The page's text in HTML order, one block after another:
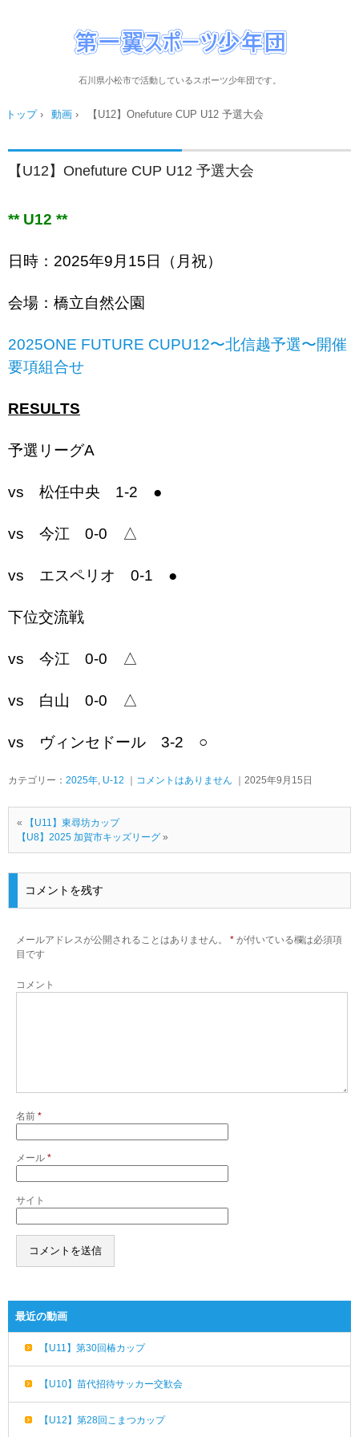
石川県小松市で活動しているスポーツ少年団です。
トップ› 動画 › 【U12】Onefuture CUP U12 予選大会
【U12】Onefuture CUP U12 予選大会
** U12 **
日時：2025年9月15日（月祝）
会場：橋立自然公園
2025ONE FUTURE CUPU12〜北信越予選〜開催
要項組合せ
RESULTS
予選リーグA
vs 松任中央 1-2 ●
vs 今江 0-0 △
vs エスペリオ 0-1 ●
下位交流戦
vs 今江 0-0 △
vs 白山 0-0 △
vs ヴィンセドール 3-2 ○
カテゴリー： 2025年, U-12 コメントはありません ｜2025年9月15日
«
【U11】東尋坊カップ
【U8】2025 加賀市キッズリーグ »
コメントを残す
メールアドレスが公開されることはありません。 * が付いている欄は必須項
目です
コメント
名前 *
メール *
サイト
最近の動画
【U11】第30回椿カップ
【U10】苗代招待サッカー交歓会
【U12】第28回こまつカップ